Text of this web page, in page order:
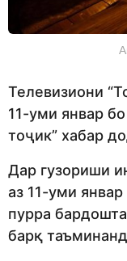
Телевизиони
11-уми январ
тоҷик” хабар
Дар гузориши
аз 11-уми
пурра
барқ